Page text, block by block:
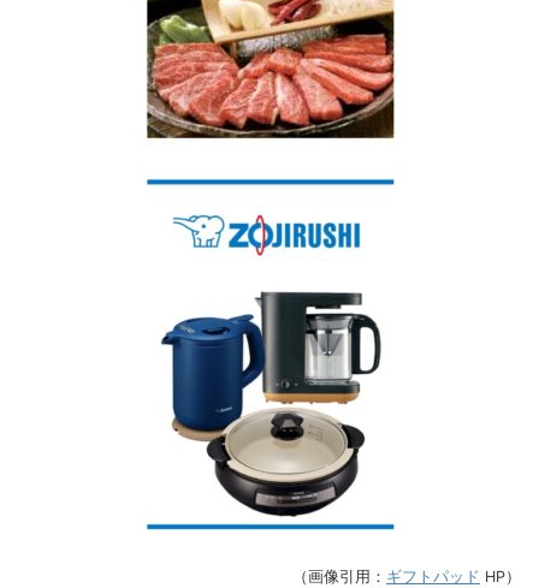
（画像引用： ギフトパッド HP）